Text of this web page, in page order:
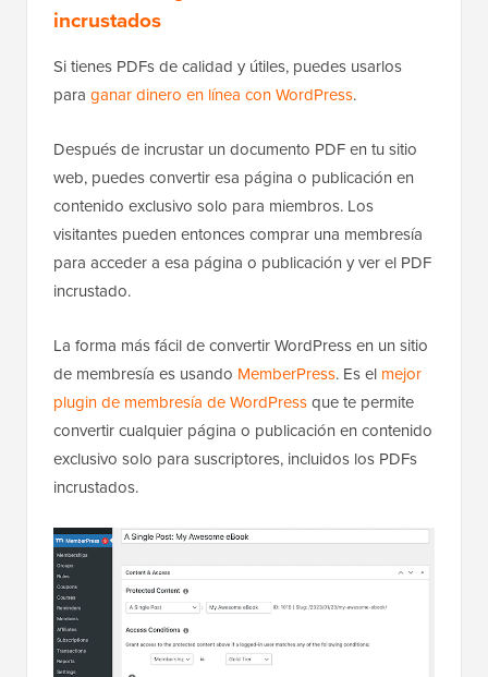
incrustados
Si tienes PDFs de calidad y útiles, puedes usarlos
para ganar dinero en línea con WordPress.
Después de incrustar un documento PDF en tu sitio
web, puedes convertir esa página o publicación en
contenido exclusivo solo para miembros. Los
visitantes pueden entonces comprar una membresía
para acceder a esa página o publicación y ver el PDF
incrustado.
La forma más fácil de convertir WordPress en un sitio
de membresía es usando MemberPress. Es el mejor
plugin de membresía de WordPressque te permite
convertir cualquier página o publicación en contenido
exclusivo solo para suscriptores, incluidos los PDFs
incrustados.